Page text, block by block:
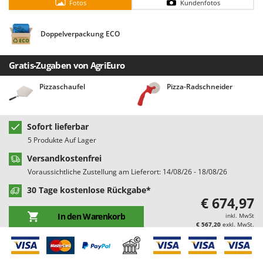
Bodenreinigungsmaschinen
Brutmaschinen Inkubatoren
D Dampfreiniger und Dampfbesen
Einachsschlepper
Elektrische Tauchpumpen
Erntenetze für Obst und Oliven
F
Feldspritzen für Pflanzenschutz
Fensterreiniger
Fleischwolf
Barbieri
Batavia
Beper
Berkel
Bernardi
Bertolini Pumps
Besser Vacuum
Beta tools
Bissell
Black & Decker
BlackStone
Blue Bird
Bomet
Fotos Kundenfotos
Doppelverpackung ECO
Gratis-Zugaben von AgriEuro
Pizzaschaufel Pizza-Radschneider
Sofort lieferbar
5 Produkte Auf Lager
Versandkostenfrei
Voraussichtliche Zustellung am Lieferort: 14/08/26 - 18/08/26
30 Tage kostenlose Rückgabe*
In den Warenkorb
€ 674,97
inkl. MwSt
€ 567,20 exkl. MwSt.